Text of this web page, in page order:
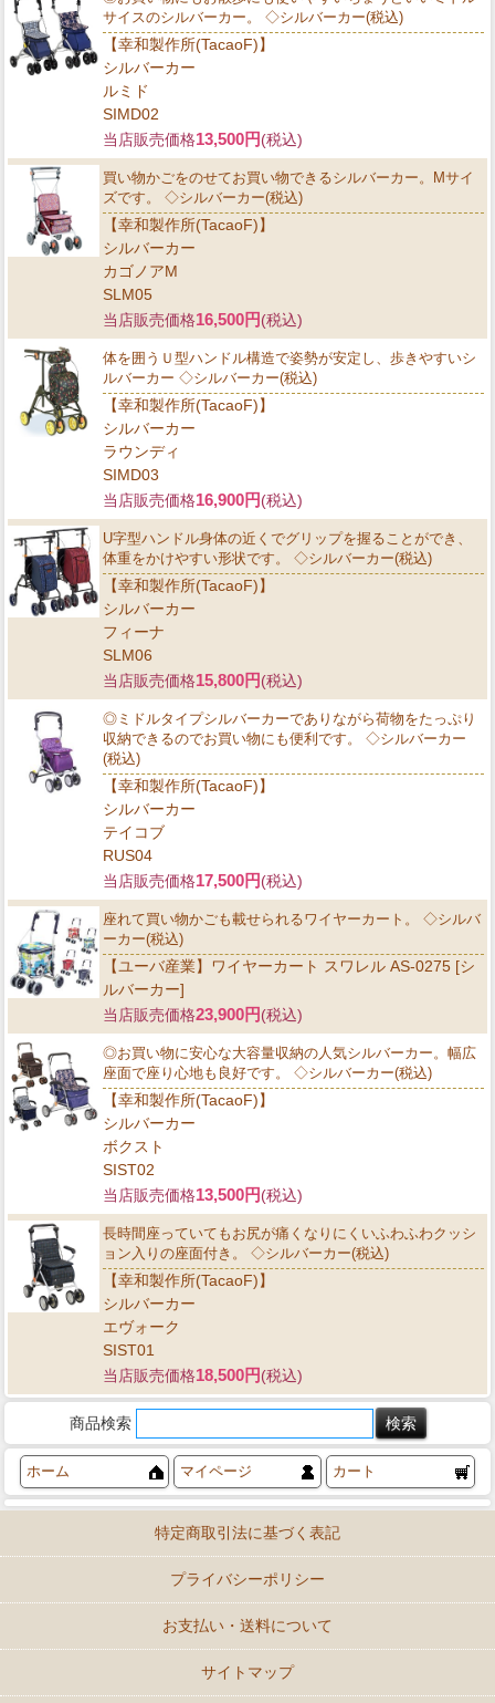
サイスのシルバーカー。 ◇シルバーカー(税込)
【幸和製作所(TacaoF)】
シルバーカー
ルミド
SIMD02
当店販売価格13,500円(税込)
買い物かごをのせてお買い物できるシルバーカー。Mサイ
ズです。 ◇シルバーカー(税込)
【幸和製作所(TacaoF)】
シルバーカー
カゴノアM
SLM05
当店販売価格16,500円(税込)
体を囲うＵ型ハンドル構造で姿勢が安定し、歩きやすいシ
ルバーカー ◇シルバーカー(税込)
【幸和製作所(TacaoF)】
シルバーカー
ラウンディ
SIMD03
当店販売価格16,900円(税込)
U字型ハンドル身体の近くでグリップを握ることができ、
体重をかけやすい形状です。 ◇シルバーカー(税込)
【幸和製作所(TacaoF)】
シルバーカー
フィーナ
SLM06
当店販売価格15,800円(税込)
◎ミドルタイプシルバーカーでありながら荷物をたっぷり
収納できるのでお買い物にも便利です。 ◇シルバーカー
(税込)
【幸和製作所(TacaoF)】
シルバーカー
テイコブ
RUS04
当店販売価格17,500円(税込)
座れて買い物かごも載せられるワイヤーカート。 ◇シルバ
ーカー(税込)
【ユーバ産業】ワイヤーカート スワレル AS-0275 [シ
ルバーカー]
当店販売価格23,900円(税込)
◎お買い物に安心な大容量収納の人気シルバーカー。幅広
座面で座り心地も良好です。 ◇シルバーカー(税込)
【幸和製作所(TacaoF)】
シルバーカー
ボクスト
SIST02
当店販売価格13,500円(税込)
長時間座っていてもお尻が痛くなりにくいふわふわクッシ
ョン入りの座面付き。 ◇シルバーカー(税込)
【幸和製作所(TacaoF)】
シルバーカー
エヴォーク
SIST01
当店販売価格18,500円(税込)
商品検索
ホーム マイページ カート
特定商取引法に基づく表記
プライバシーポリシー
お支払い・送料について
サイトマップ